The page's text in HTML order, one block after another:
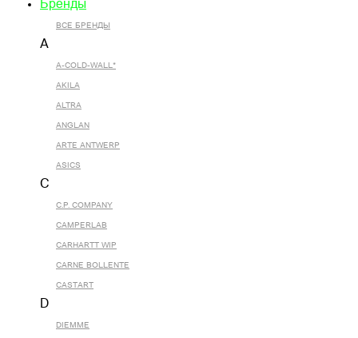
Бренды
ВСЕ БРЕНДЫ
A
A-COLD-WALL*
AKILA
ALTRA
ANGLAN
ARTE ANTWERP
ASICS
C
C.P. COMPANY
CAMPERLAB
CARHARTT WIP
CARNE BOLLENTE
CASTART
D
DIEMME